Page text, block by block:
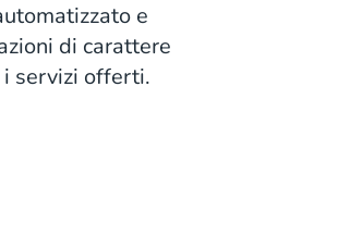
e
di carattere
i servizi offerti.